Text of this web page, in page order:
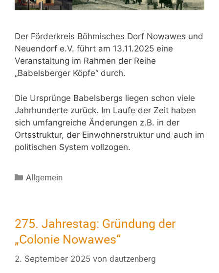
Der Förderkreis Böhmisches Dorf Nowawes und
Neuendorf e.V. führt am 13.11.2025 eine
Veranstaltung im Rahmen der Reihe
„Babelsberger Köpfe“ durch.
Die Ursprünge Babelsbergs liegen schon viele
Jahrhunderte zurück. Im Laufe der Zeit haben
sich umfangreiche Änderungen z.B. in der
Ortsstruktur, der Einwohnerstruktur und auch im
politischen System vollzogen.
Allgemein
275. Jahrestag: Gründung der
„Colonie Nowawes“
2. September 2025 von dautzenberg